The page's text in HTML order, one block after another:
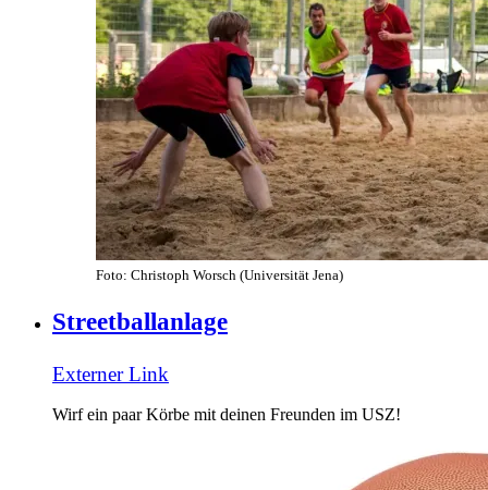
Foto: Christoph Worsch (Universität Jena)
Streetballanlage
Externer Link
Wirf ein paar Körbe mit deinen Freunden im USZ!